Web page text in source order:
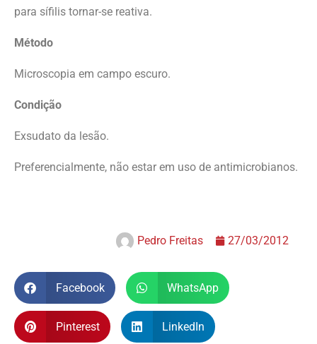
para sífilis tornar-se reativa.
Método
Microscopia em campo escuro.
Condição
Exsudato da lesão.
Preferencialmente, não estar em uso de antimicrobianos.
Pedro Freitas 27/03/2012
Facebook WhatsApp
Pinterest LinkedIn